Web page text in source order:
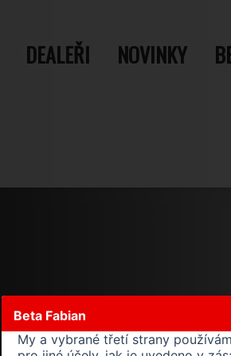
DEALEŘI NOVINKY
Beta Fabian
My a vybrané třetí strany